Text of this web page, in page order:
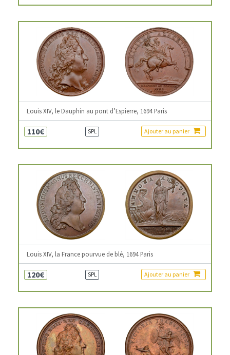
Louis XIV, le Dauphin au pont d’Espierre, 1694 Paris
110€ SPL Ajouter au panier
Louis XIV, la France pourvue de blé, 1694 Paris
120€ SPL Ajouter au panier